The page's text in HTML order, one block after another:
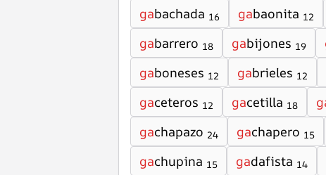
gabachada 16 gabaonita 12
gabarrero 18 gabijones 19
gaboneses 12 gabrieles 12
gaceteros 12 gacetilla 18
gachapazo 24 gachapero 15
gachupina 15 gadafista 14